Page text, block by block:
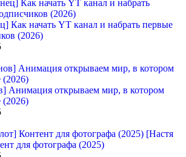
Как начать YT канал и набрать первые
(2026)
Анимация открываем мир, в котором
(2026)
[Настя
для фотографа (2025)